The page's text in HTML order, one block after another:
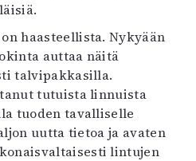
haasteellista. Nykyään
auttaa näitä
talvipakkasilla.
tutuista linnuista
tuoden tavalliselle
uutta tietoa ja avaten
lintujen